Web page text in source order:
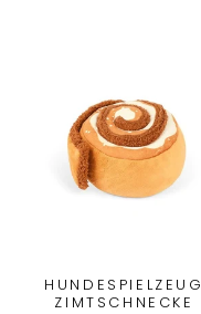
HUNDESPIELZEUG
ZIMTSCHNECKE